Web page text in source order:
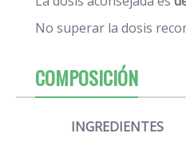
No superar la dosis
COMPOSICIÓN
INGREDIENTES